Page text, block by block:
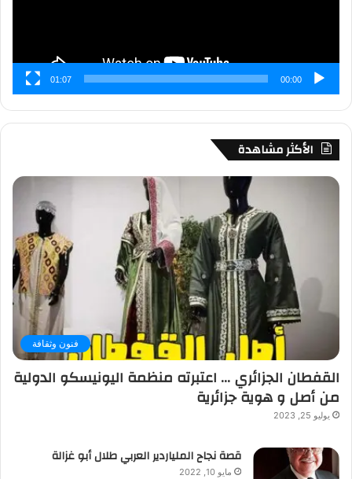
00:00
01:07
الأكثر مشاهدة
فنون وثقافة
القفطان الجزائري … اعتبرته منظمة اليونيسكو الدولية
من أصل و هوية جزائرية
يوليو 25, 2023
قصة نجاح الملياردير العربي طلال أبو غزالة
مايو 10, 2022